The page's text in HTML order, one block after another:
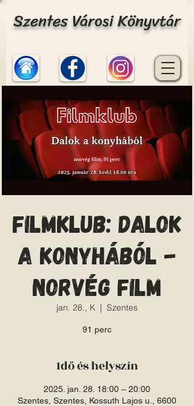
Szentes Városi Könyvtár
Filmklub: Dalok
a konyhából -
norvég film
jan. 28., K
  |
Szentes
91 perc
Idő és helyszín
2025. jan. 28. 18:00 – 20:00
Szentes, Szentes, Kossuth Lajos u., 6600